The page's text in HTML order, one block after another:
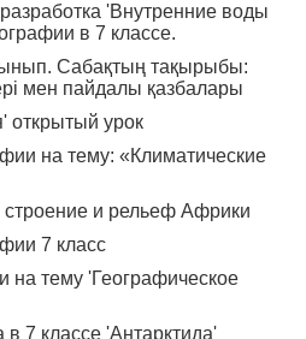
'Внутренние воды
в 7 классе.
Сабақтың тақырыбы:
мен пайдалы қазбалары
открытый урок
на тему: «Климатические
строение и рельеф Африки
7 класс
на тему 'Географическое
в 7 классе 'Антарктида'